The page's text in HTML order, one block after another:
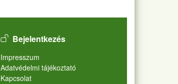
User account menu
Bejelentkezés
Lábléc
Impresszum
Adatvédelmi tájékoztató
Kapcsolat